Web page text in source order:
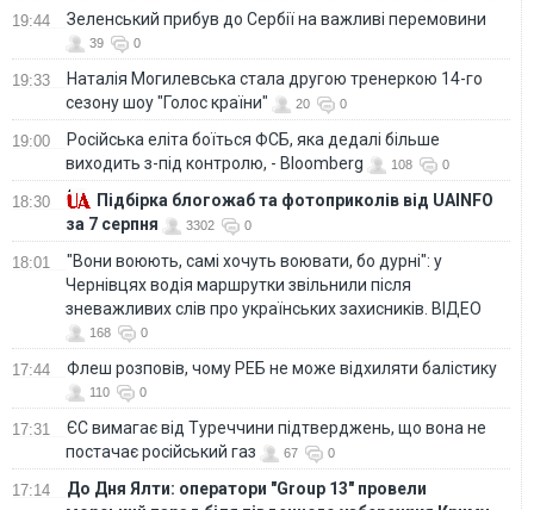
19:44 Зеленський прибув до Сербії на важливі перемовини
39 0
19:33
Наталія Могилевська стала другою тренеркою 14-го
сезону шоу "Голос країни"
20 0
19:00
Російська еліта боїться ФСБ, яка дедалі більше
виходить з-під контролю, - Bloomberg
108 0
18:30
Підбірка блогожаб та фотоприколів від UAINFO
за 7 серпня
3302 0
18:01
"Вони воюють, самі хочуть воювати, бо дурні": у
Чернівцях водія маршрутки звільнили після
зневажливих слів про українських захисників. ВІДЕО
168 0
17:44 Флеш розповів, чому РЕБ не може відхиляти балістику
110 0
17:31
ЄС вимагає від Туреччини підтверджень, що вона не
постачає російський газ
67 0
17:14
До Дня Ялти: оператори "Group 13" провели